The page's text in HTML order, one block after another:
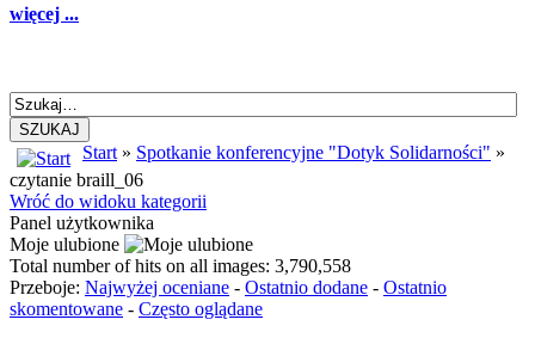
więcej ...
SZUKAJ
Start » Spotkanie konferencyjne "Dotyk Solidarności" »
czytanie braill_06
Wróć do widoku kategorii
Panel użytkownika
Moje ulubione
Total number of hits on all images: 3,790,558
Przeboje: Najwyżej oceniane - Ostatnio dodane - Ostatnio
skomentowane - Często oglądane